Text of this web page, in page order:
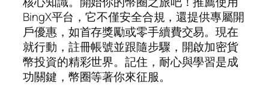
BingX平台，它不僅安全合規，還提供專屬開
戶優惠，如首存獎勵或零手續費交易。現在
就行動，註冊帳號並跟隨步驟，開啟加密貨
幣投資的精彩世界。記住，耐心與學習是成
功關鍵，幣圈等著你來征服。